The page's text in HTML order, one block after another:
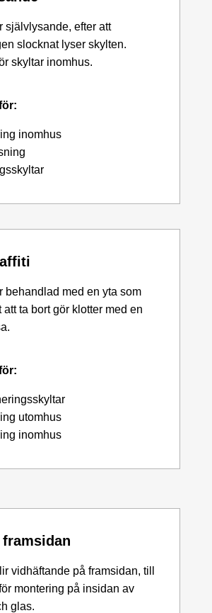
självlysande, efter att
slocknat lyser skylten.
skyltar inomhus.
inomhus
behandlad med en yta som
att ta bort gör klotter med en
utomhus
inomhus
vidhäftande på framsidan, till
montering på insidan av
glas.